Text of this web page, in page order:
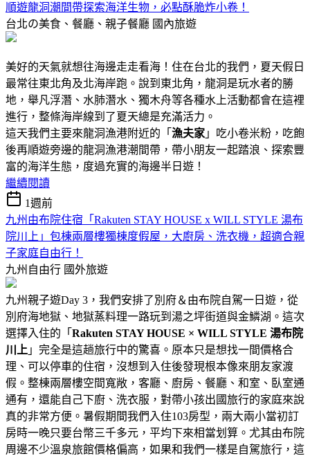
順遊龍洞潮間帶探索海洋生物，必點酥脆炸小卷！
台北の美食、餐廳、親子餐廳 國內旅遊
美好的天氣就想往海邊走走看海！住在台北的我們，夏天假日
最常往東北角及北海岸跑。說到東北角，龍洞是玩水者的勝
地，舉凡浮潛、水肺潛水、獨木舟等各種水上活動都會在這裡
進行，整條海岸線到了夏天總是充滿活力。
這天我們主要來龍洞漁港附近的「 漁夫家 」吃小卷米粉，吃飽
後再順遊旁邊的龍洞漁港潮間帶，帶小朋友一起踏浪、探索豐
富的海洋生態，度過充實的海邊半日遊！
繼續閱讀
1週前
九州由布院住宿「Rakuten STAY HOUSE x WILL STYLE 湯布
院川上」包棟兩層樓獨棟度假屋，大廚房、洗衣機，超適合親
子家庭自由行！
九州自由行 國外旅遊
九州親子遊Day 3，我們安排了別府＆由布院自駕一日遊，從
別府海地獄、地獄蒸料理一路玩到湯之坪街道與金鱗湖。這次
選擇入住的「 Rakuten STAY HOUSE × WILL STYLE 湯布院
川上 」完全是這趟旅行中的驚喜。原本只是想找一間價格合
理、可以停車的住宿，沒想到入住後發現根本像來朋友家渡
假。整棟兩層樓空間寬敞，客廳、廚房、餐廳、和室、臥室通
通有，還能自己下廚、洗衣服，對帶小孩出國旅行的家庭來說
真的非常方便。暑假期間我們入住103房型，兩大兩小當初訂
房時一晚只要台幣三千多元，平均下來相當划算。尤其由布院
周邊不少溫泉旅館價格偏高，如果和我們一樣是自駕旅行，這